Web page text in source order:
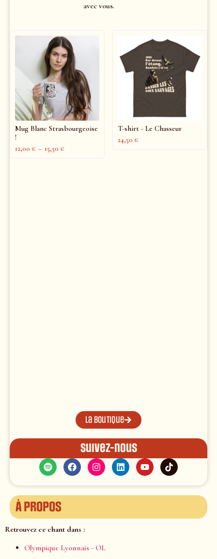
avec vous.
Mug Blanc Strasbourgeoise
!
12,00 € – 15,50 €
T-shirt - Le Chasseur
24,50 €
La boutique
Suivez-nous
À propos
Retrouvez ce chant dans :
Olympique Lyonnais - OL